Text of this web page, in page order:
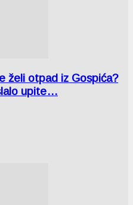
želi otpad iz Gospića?
upite…